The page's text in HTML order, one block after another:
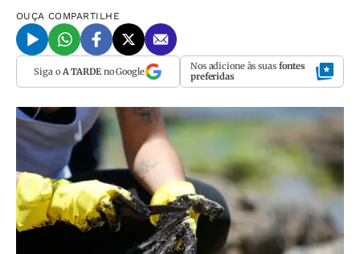
OUÇA COMPARTILHE
Siga o A TARDEno Google Nos adicione às suas fontes
preferidas